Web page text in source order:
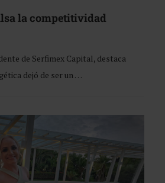
la competitividad
de Serfimex Capital, destaca
dejó de ser un …